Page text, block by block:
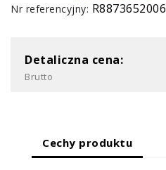
Nr referencyjny: R8873652006
Detaliczna cena:
Brutto
Cechy produktu